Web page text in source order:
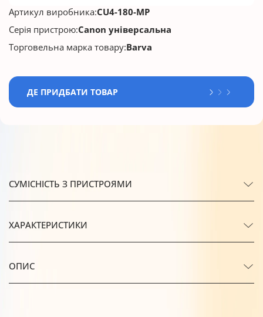
Артикул виробника:CU4-180-MP
Серія пристрою:Canon універсальна
Торговельна марка товару:Barva
ДЕ ПРИДБАТИ ТОВАР
СУМІСНІСТЬ З ПРИСТРОЯМИ
ХАРАКТЕРИСТИКИ
ОПИС